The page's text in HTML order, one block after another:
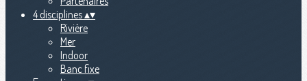
4 disciplines▴▾
Rivière
Mer
Indoor
Banc fixe